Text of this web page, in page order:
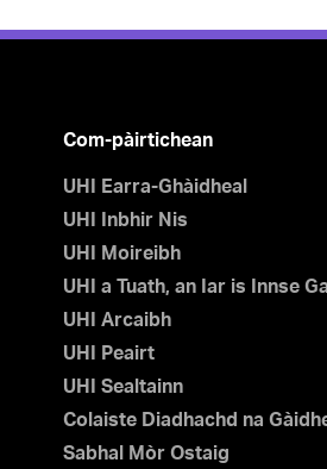
Com-pàirtichean
UHI Earra-Ghàidheal
UHI Inbhir Nis
UHI Moireibh
UHI a Tuath, an Iar is Innse
UHI Arcaibh
UHI Peairt
UHI Sealtainn
Colaiste Diadhachd na
Sabhal Mòr Ostaig